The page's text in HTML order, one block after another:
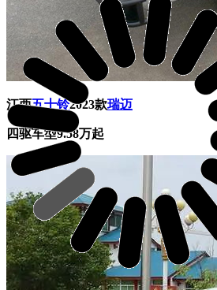
江西五十铃2023款瑞迈
四驱车型9.58万起